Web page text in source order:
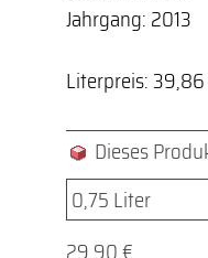
Jahrgang: 2013
Literpreis:
Dieses